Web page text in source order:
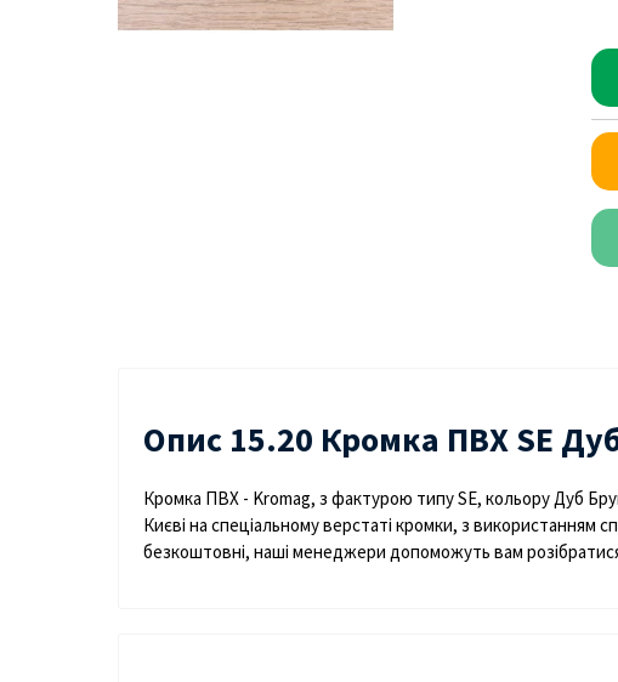
Опис 15.20 Кромка ПВХ SE
Кромка ПВХ - Kromag, з фактурою типу SE, кольору Дуб
Києві на спеціальному верстаті кромки, з використанням
безкоштовні, наші менеджери допоможуть вам